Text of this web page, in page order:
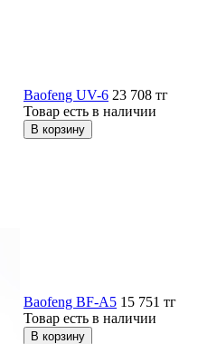
Baofeng UV-6 23 708 тг
Товар есть в наличии
Baofeng BF-A5 15 751 тг
Товар есть в наличии